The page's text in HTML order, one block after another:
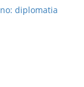
diplomatia